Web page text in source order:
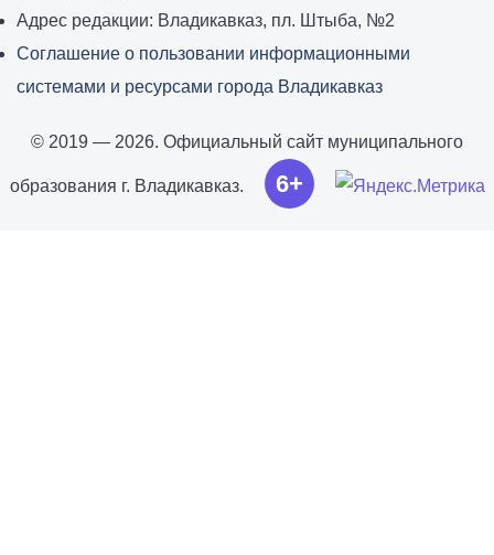
Адрес редакции: Владикавказ, пл. Штыба, №2
Соглашение о пользовании информационными
системами и ресурсами города Владикавказ
© 2019 — 2026. Официальный сайт муниципального
образования г. Владикавказ. 6+